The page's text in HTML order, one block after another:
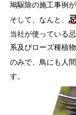
鳩駆除の施工事例が
そして、なんと、
当社が使っている
系及びローズ種植
のみで、鳥にも人
す。